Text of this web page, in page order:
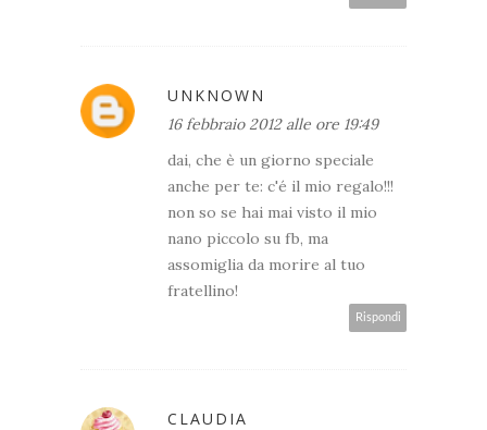
UNKNOWN
16 febbraio 2012 alle ore 19:49
dai, che è un giorno speciale
anche per te: c'é il mio regalo!!!
non so se hai mai visto il mio
nano piccolo su fb, ma
assomiglia da morire al tuo
fratellino!
Rispondi
CLAUDIA